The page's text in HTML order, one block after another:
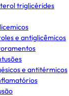
triglicérides
e antiglicêmicos
e antitérmicos